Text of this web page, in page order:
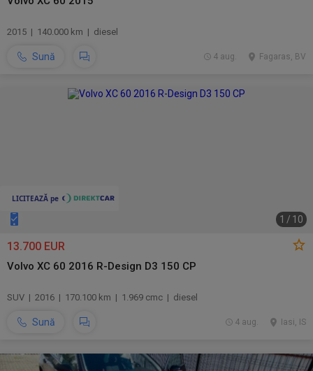
2015 | 140.000 km | diesel
Sună Fagaras, BV
4 aug.
1 / 10
13.700 EUR
Volvo XC 60 2016 R-Design D3 150 CP
SUV | 2016 | 170.100 km | 1.969 cmc | diesel
Sună Iasi, IS
4 aug.